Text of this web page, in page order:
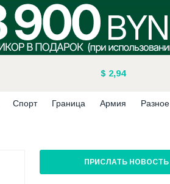
2,94
Спорт Граница Армия Разное
ПРИСЛАТЬ НОВОСТЬ